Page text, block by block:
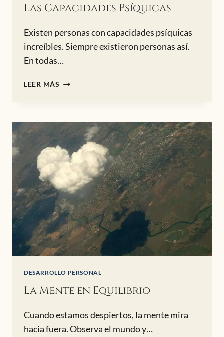
Las Capacidades Psíquicas
Existen personas con capacidades psíquicas
increíbles. Siempre existieron personas así.
En todas…
LEER MÁS LAS
DESARROLLO PERSONAL
La Mente en Equilibrio
Cuando estamos despiertos, la mente mira
hacia fuera. Observa el mundo y…